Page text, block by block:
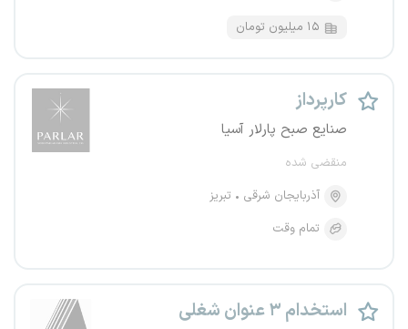
۱۵ میلیون تومان
کارپرداز
صنایع صبح پارلار آسیا
منقضی شده
آذربایجان شرقی
تبریز
تمام وقت
استخدام ۳ عنوان شغلی